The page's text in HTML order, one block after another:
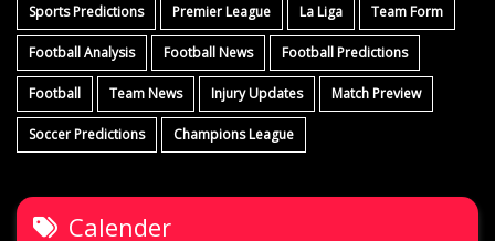
Sports Predictions Premier League La Liga Team Form
Football Analysis Football News Football Predictions
Football Team News Injury Updates Match Preview
Soccer Predictions Champions League
Calender